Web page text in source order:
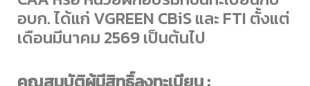
อบก. ได้แก่ VGREEN CBiS และ FTI ตั้งแต่
เดือนมีนาคม 2569 เป็นต้นไป